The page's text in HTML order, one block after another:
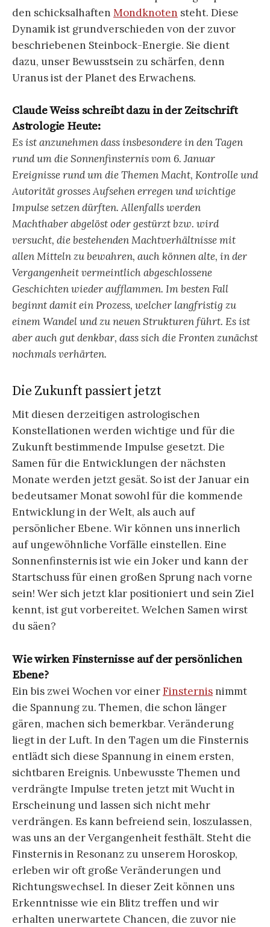
den schicksalhaften Mondknoten steht. Diese
Dynamik ist grundverschieden von der zuvor
beschriebenen Steinbock-Energie. Sie dient
dazu, unser Bewusstsein zu schärfen, denn
Uranus ist der Planet des Erwachens.
Claude Weiss schreibt dazu in der Zeitschrift
Astrologie Heute:
Es ist anzunehmen dass insbesondere in den Tagen
rund um die Sonnenfinsternis vom 6. Januar
Ereignisse rund um die Themen Macht, Kontrolle und
Autorität grosses Aufsehen erregen und wichtige
Impulse setzen dürften. Allenfalls werden
Machthaber abgelöst oder gestürzt bzw. wird
versucht, die bestehenden Machtverhältnisse mit
allen Mitteln zu bewahren, auch können alte, in der
Vergangenheit vermeintlich abgeschlossene
Geschichten wieder aufflammen. Im besten Fall
beginnt damit ein Prozess, welcher langfristig zu
einem Wandel und zu neuen Strukturen führt. Es ist
aber auch gut denkbar, dass sich die Fronten zunächst
nochmals verhärten.
Die Zukunft passiert jetzt
Mit diesen derzeitigen astrologischen
Konstellationen werden wichtige und für die
Zukunft bestimmende Impulse gesetzt. Die
Samen für die Entwicklungen der nächsten
Monate werden jetzt gesät. So ist der Januar ein
bedeutsamer Monat sowohl für die kommende
Entwicklung in der Welt, als auch auf
persönlicher Ebene. Wir können uns innerlich
auf ungewöhnliche Vorfälle einstellen. Eine
Sonnenfinsternis ist wie ein Joker und kann der
Startschuss für einen großen Sprung nach vorne
sein! Wer sich jetzt klar positioniert und sein Ziel
kennt, ist gut vorbereitet. Welchen Samen wirst
du säen?
Wie wirken Finsternisse auf der persönlichen
Ebene?
Ein bis zwei Wochen vor einerFinsternis nimmt
die Spannung zu. Themen, die schon länger
gären, machen sich bemerkbar. Veränderung
liegt in der Luft. In den Tagen um die Finsternis
entlädt sich diese Spannung in einem ersten,
sichtbaren Ereignis. Unbewusste Themen und
verdrängte Impulse treten jetzt mit Wucht in
Erscheinung und lassen sich nicht mehr
verdrängen. Es kann befreiend sein, loszulassen,
was uns an der Vergangenheit festhält. Steht die
Finsternis in Resonanz zu unserem Horoskop,
erleben wir oft große Veränderungen und
Richtungswechsel. In dieser Zeit können uns
Erkenntnisse wie ein Blitz treffen und wir
erhalten unerwartete Chancen, die zuvor nie